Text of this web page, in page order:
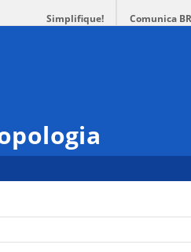
Simplifique! Comunica BR